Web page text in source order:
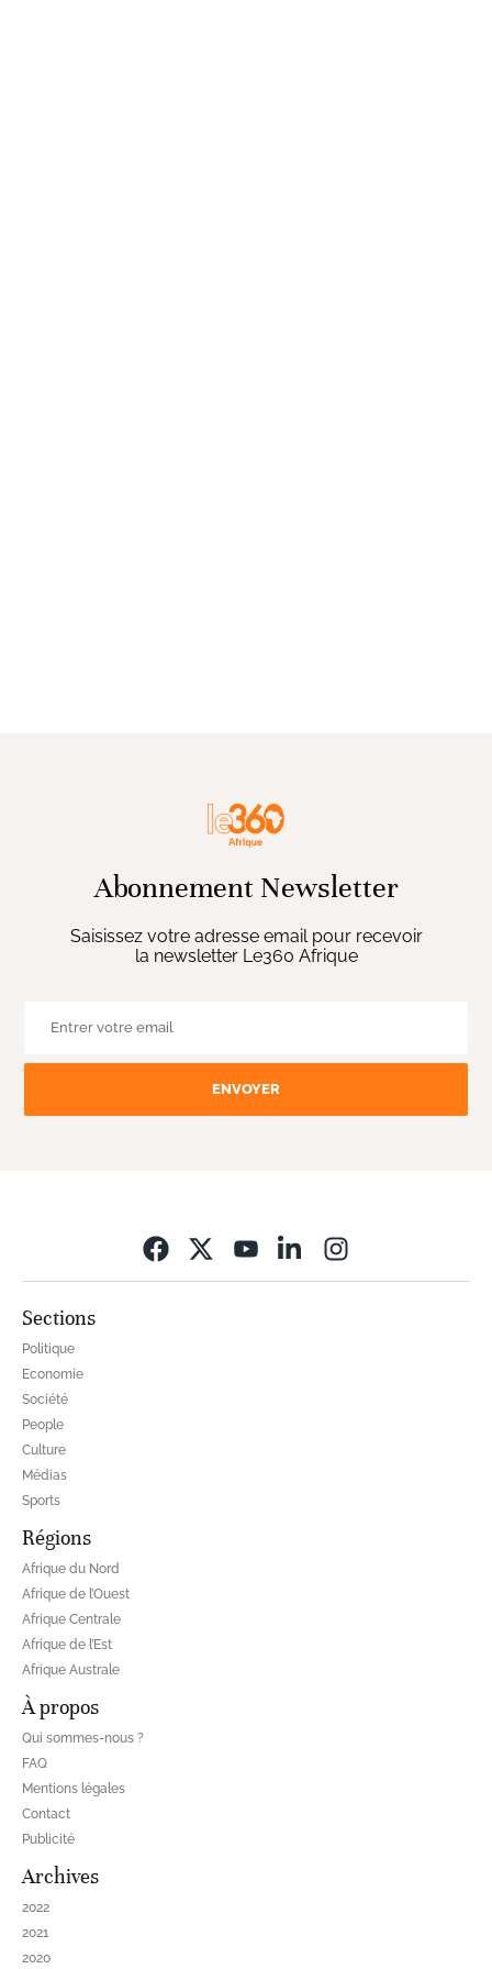
Abonnement Newsletter
Saisissez votre adresse email pour recevoir
la newsletter Le360 Afrique
ENVOYER
Sections
Politique
Economie
Société
People
Culture
Médias
Sports
Régions
Afrique du Nord
Afrique de l’Ouest
Afrique Centrale
Afrique de l’Est
Afrique Australe
À propos
Qui sommes-nous ?
FAQ
Mentions légales
Contact
Publicité
Archives
2022
2021
2020